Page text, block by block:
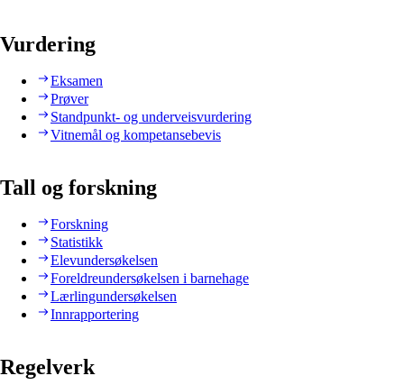
Vurdering
Eksamen
Prøver
Standpunkt- og underveisvurdering
Vitnemål og kompetansebevis
Tall og forskning
Forskning
Statistikk
Elevundersøkelsen
Foreldreundersøkelsen i barnehage
Lærlingundersøkelsen
Innrapportering
Regelverk